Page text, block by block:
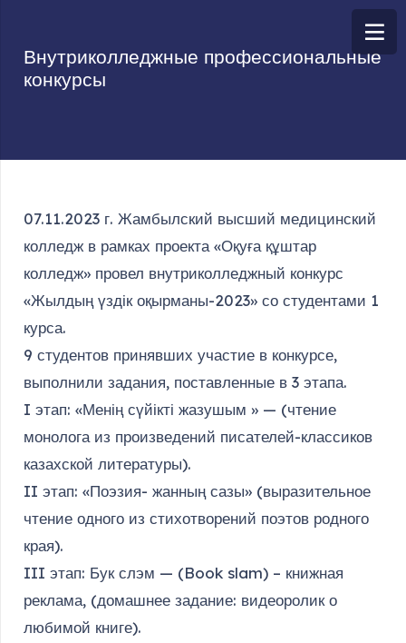
Внутриколледжные профессиональные
конкурсы
07.11.2023 г. Жамбылский высший медицинский
колледж в рамках проекта «Оқуға құштар
колледж» провел внутриколледжный конкурс
«Жылдың үздік оқырманы-2023» со студентами 1
курса.
9 студентов принявших участие в конкурсе,
выполнили задания, поставленные в 3 этапа.
I этап: «Менің сүйікті жазушым » — (чтение
монолога из произведений писателей-классиков
казахской литературы).
II этап: «Поэзия- жанның сазы» (выразительное
чтение одного из стихотворений поэтов родного
края).
III этап: Бук слэм — (Book slam) – книжная
реклама, (домашнее задание: видеоролик о
любимой книге).